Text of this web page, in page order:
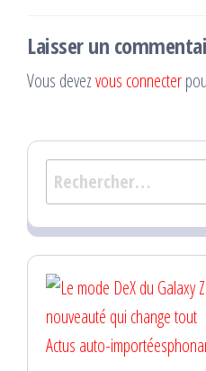
Laisser un
Vous devezvous connecter
Rechercher :
Actus auto-importées